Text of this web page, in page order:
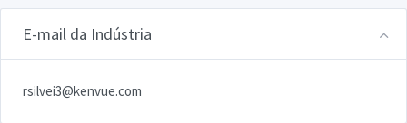
E-mail da Indústria
rsilvei3@kenvue.com